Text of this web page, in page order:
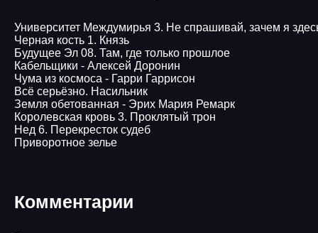
Университет Междумирья 3. Не спрашивай, зачем я
Черная кость 1. Князь
Будущее Эл 08. Там, где только прошлое
Кабельщики - Алексей Доронин
Чума из космоса - Гарри Гаррисон
Всё серьёзно. Насильник
Земля обетованная - Эрих Мария Ремарк
Королевская кровь 3. Проклятый трон
Нед 6. Перекресток судеб
Приворотное зелье
Комментарии